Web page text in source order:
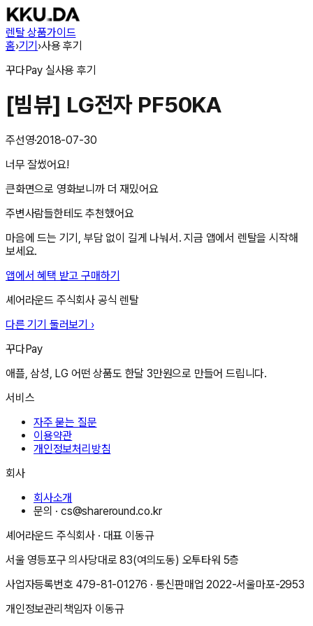
렌탈 상품가이드
홈›기기›사용 후기
꾸다Pay 실사용 후기
[빔뷰] LG전자 PF50KA
주선영·2018-07-30
너무 잘썼어요!
큰화면으로 영화보니까 더 재밌어요
주변사람들한테도 추천했어요
마음에 드는 기기, 부담 없이 길게 나눠서. 지금 앱에서 렌탈을 시작해
보세요.
앱에서 혜택 받고 구매하기
셰어라운드 주식회사 공식 렌탈
다른 기기 둘러보기 ›
꾸다Pay
애플, 삼성, LG 어떤 상품도 한달 3만원으로 만들어 드립니다.
서비스
자주 묻는 질문
이용약관
개인정보처리방침
회사
회사소개
문의 ·cs@shareround.co.kr
셰어라운드 주식회사 · 대표 이동규
서울 영등포구 의사당대로 83(여의도동) 오투타워 5층
사업자등록번호 479-81-01276 · 통신판매업2022-서울마포-2953
개인정보관리책임자 이동규